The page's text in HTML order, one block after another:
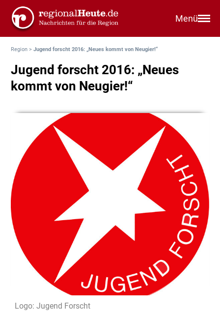
Menü
Region >Jugend forscht 2016: „Neues kommt von Neugier!“
Jugend forscht 2016: „Neues
kommt von Neugier!“
Logo: Jugend Forscht